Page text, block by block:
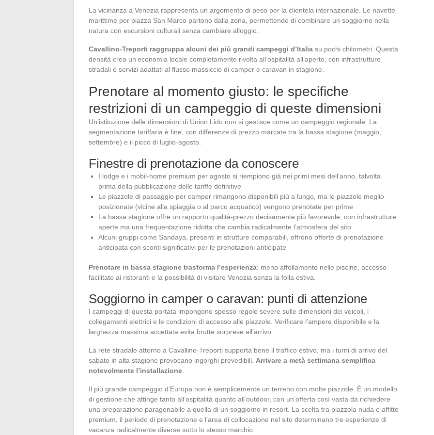
La vicinanza a Venezia rappresenta un argomento di peso per la clientela internazionale. Le navette
marittime per piazza San Marco partono dalla zona, permettendo di combinare un soggiorno nella
natura con escursioni culturali senza cambiare alloggio.
Cavallino-Treporti raggruppa alcuni dei più grandi campeggi d’Italia su pochi chilometri. Questa
densità crea un’economia locale completamente rivolta all’ospitalità all’aperto, con infrastrutture
stradali e servizi adattati al flusso massiccio di camper e caravan in stagione.
Prenotare al momento giusto: le specifiche
restrizioni di un campeggio di queste dimensioni
Un’istituzione delle dimensioni di Union Lido non si gestisce come un campeggio regionale. La
segmentazione tariffaria è fine, con differenze di prezzo marcate tra la bassa stagione (maggio,
settembre) e il picco di luglio-agosto.
Finestre di prenotazione da conoscere
I lodge e i mobil-home premium per agosto si riempiono già nei primi mesi dell’anno, talvolta
prima della pubblicazione delle tariffe definitive
Le piazzole di passaggio per camper rimangono disponibili più a lungo, ma le piazzole meglio
posizionate (vicine alla spiaggia o al parco acquatico) vengono prenotate per prime
La bassa stagione offre un rapporto qualità-prezzo decisamente più favorevole, con infrastrutture
aperte ma una frequentazione ridotta che cambia radicalmente l’atmosfera del sito
Alcuni gruppi come Sandaya, presenti in strutture comparabili, offrono offerte di prenotazione
anticipata con sconti significativi per le prenotazioni anticipate
Prenotare in bassa stagione trasforma l’esperienza: meno affollamento nelle piscine, accesso
facilitato ai ristoranti e la possibilità di visitare Venezia senza la folla estiva.
Soggiorno in camper o caravan: punti di attenzione
I campeggi di questa portata impongono spesso regole severe sulle dimensioni dei veicoli, i
collegamenti elettrici e le condizioni di accesso alle piazzole. Verificare l’ampere disponibile e la
larghezza massima accettata evita brutte sorprese all’arrivo.
La rete stradale attorno a Cavallino-Treporti supporta bene il traffico estivo, ma i turni di arrivo del
sabato in alta stagione provocano ingorghi prevedibili. Arrivare a metà settimana semplifica
notevolmente l’installazione
Il più grande campeggio d’Europa non è semplicemente un terreno con molte piazzole. È un modello
di gestione che attinge tanto all’ospitalità quanto all’outdoor, con un’offerta così vasta da richiedere
una preparazione paragonabile a quella di un soggiorno in resort. La scelta tra piazzola nuda e affitto
premium, il periodo di prenotazione e l’area di collocazione nel sito determinano tre esperienze di
vacanza radicalmente diverse sotto lo stesso marchio.